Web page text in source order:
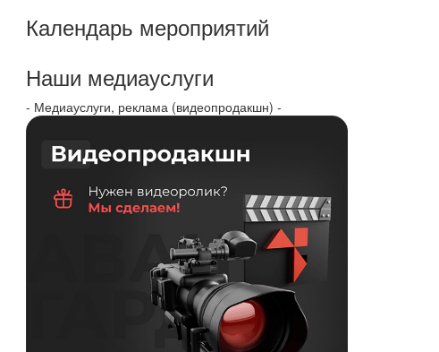
Календарь мероприятий
Наши медиауслуги
- Медиауслуги, реклама (видеопродакшн) -